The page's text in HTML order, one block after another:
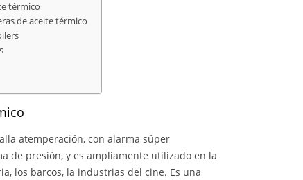
térmico
de aceite térmico
atemperación, con alarma súper
de presión, y es ampliamente utilizado en la
los barcos, la industrias del cine. Es una